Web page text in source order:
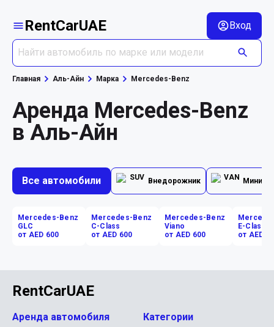
RentCarUAE Вход
Главная Аль-Айн Марка Mercedes-Benz
Аренда Mercedes-Benz
в Аль-Айн
Все автомобили Внедорожник
Mercedes-Benz
GLC
от AED 600
Mercedes-Benz
C-Class
от AED 600
Mercedes-Benz
Viano
от AED 600
E-Class
от AED
RentCarUAE
Аренда автомобиля Категории